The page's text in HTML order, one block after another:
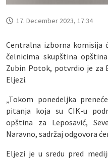
17. December 2023, 17:34
Centralna izborna komisija
čelnicima skupština
Zubin Potok, potvrdio je za
Eljezi.
„Tokom ponedeljka
pitanja koja su CIK-u
opština za Leposavić,
Naravno, sadržaj odgovora
Eljezi je u sredu pred